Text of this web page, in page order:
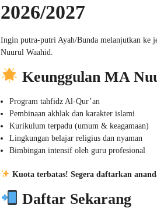
2026/2027
Ingin putra-putri Ayah/Bunda melanjutkan ke
Nuurul Waahid.
Keunggulan MA
Program tahfidz Al-Qur’an
Pembinaan akhlak dan karakter islami
Kurikulum terpadu (umum & keagamaan)
Lingkungan belajar religius dan nyaman
Bimbingan intensif oleh guru profesional
Kuota terbatas! Segera daftarkan
Daftar Sekarang